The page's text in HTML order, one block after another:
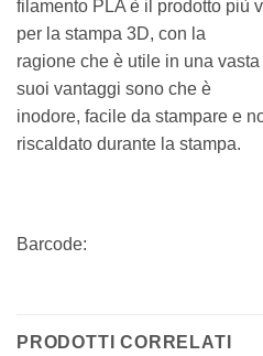
filamento PLA è il prodotto più
per la stampa 3D, con la
ragione che è utile in una vasta
suoi vantaggi sono che è
inodore, facile da stampare e
riscaldato durante la stampa.
Barcode:
PRODOTTI CORRELATI